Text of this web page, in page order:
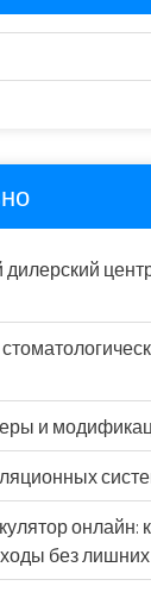
и
онлайн:
без